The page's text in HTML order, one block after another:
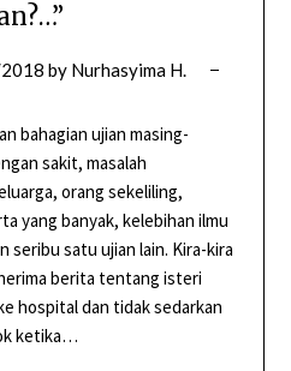
by Nurhasyima H.
bahagian ujian masing-
sakit, masalah
orang sekeliling,
yang banyak, kelebihan ilmu
seribu satu ujian lain. Kira-kira
berita tentang isteri
hospital dan tidak sedarkan
ketika…